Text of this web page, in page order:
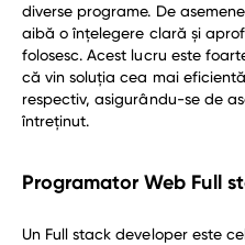
diverse programe. De
aibă o înțelegere clară și
folosesc. Acest lucru este
că vin soluția cea mai
respectiv, asigurându-se de
întreținut.
Programator Web Full
Un Full stack developer este